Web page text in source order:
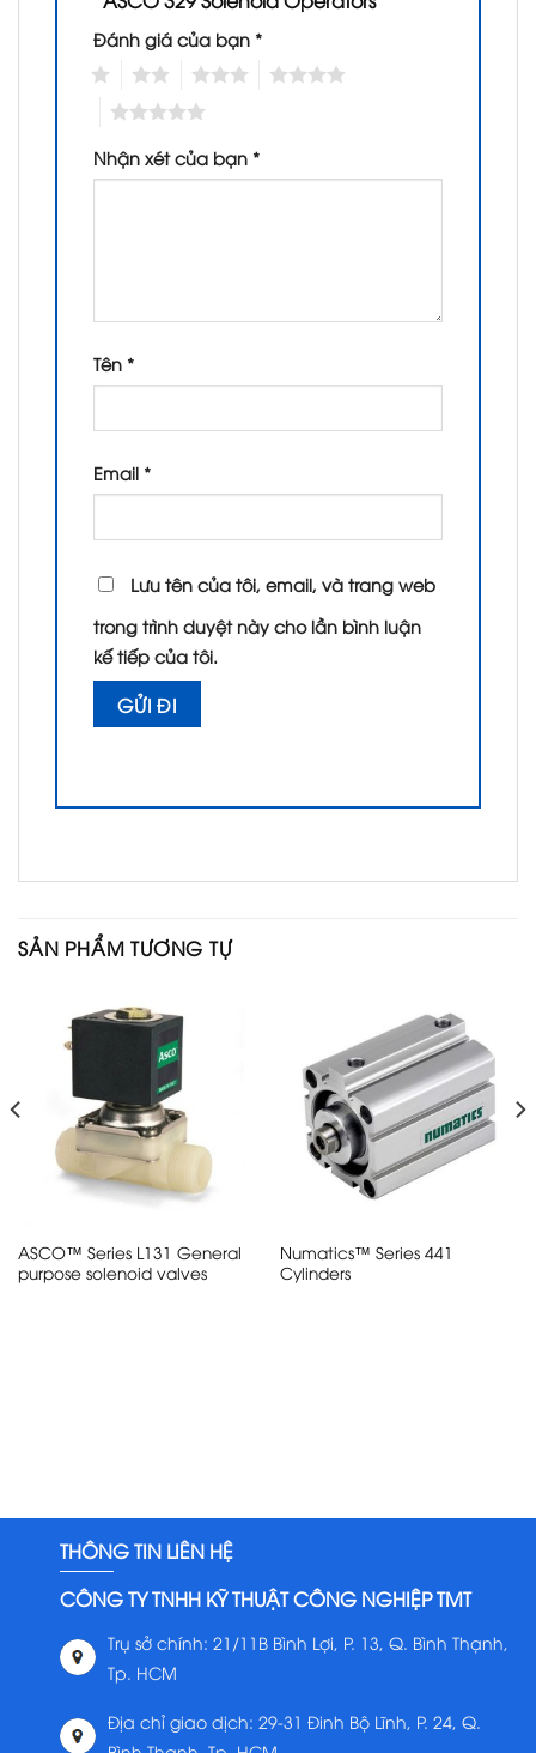
Đánh giá của bạn *
Nhận xét của bạn *
Tên *
Email *
Lưu tên của tôi, email, và trang web
trong trình duyệt này cho lần bình luận
kế tiếp của tôi.
SẢN PHẨM TƯƠNG TỰ
ASCO™ Series L131 General
purpose solenoid valves
Numatics™ Series 441
Cylinders
THÔNG TIN LIÊN HỆ
CÔNG TY TNHH KỸ THUẬT CÔNG NGHIỆP TMT
Trụ sở chính: 21/11B Bình Lợi, P. 13, Q. Bình Thạnh,
Tp. HCM
Địa chỉ giao dịch: 29-31 Đinh Bộ Lĩnh, P. 24, Q.